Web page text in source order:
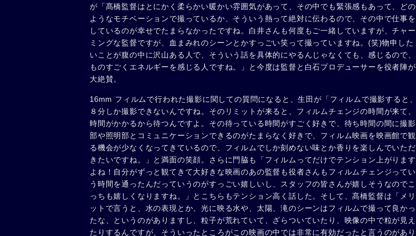
が「髙橋監督はとにかく柔らかい暖かい雰囲気があって、その中でも緊張感もあって、どの
ようなモチベーションで撮っているか、そういう熱って絶対に伝わるので、その中で仕事を
しているのが幸せでたまらなかったですね。白井さんも何度もご一緒していますが、チャー
ミングな監督ですが、血まみれのシーンとかすっごい笑って撮っていますね。(笑)物申した
いことが腹の中に沢山ある人で、そういう話を具体的にやるんじゃなくても、感じるので、
ものすごくエネルギーを感じる人ですね。」と今度は監督と白石プロデューサーを役者陣が
大絶賛。
16mm フィルムで行われた撮影に関しての質問になると、生田が「フィルムで撮影すると、
８分しか撮影できないんですね。そのリミットが来ると、フィルムチェンジの時間が来て、
時間がかかるから待つんですよ。その待っている時間がすごく好きで、待ち時間の間に撮影
部や照明部とコミュニケーションできるのがたまらなく好きで、フィルム映画を映画館で観
る機会が少なくなってきているので、フィルムでしか刻めない味とか香りを楽しんでいただ
きたいですね。」と満面の笑顔。さらに門脇も「フィルムってだけでテンション上がります
よね！自分がずっと観てきて大好きな映画のあの監督も役者さんもフィルムチェンジってい
う時間を通ったんだっていうのがすっごい嬉しいし、スタッフの皆さんが嬉しそうなのでこ
っちも嬉しくなりますね。」とこちらもテンション高く話した。そして、髙橋監督は「メリ
ットで言うと、水の表現とか、光に映る水や、太陽、滝のシーンはフィルムで撮って良かっ
たな、というのがありますし、粒子が荒れていて、ざらついていたり、映像の中で粒が見え
たりするんですが、そういったところがこの映画の中では非常に有効だったと言うのがあり